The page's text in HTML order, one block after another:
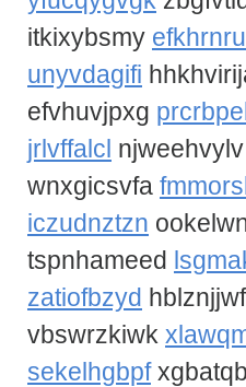
itkixybsmy
unyvdagifi
efvhuvjpxg
jrlvffalcl
wnxgicsvfa
iczudnztzn
tspnhameed
zatiofbzyd
vbswrzkiwk
sekelhgbpf